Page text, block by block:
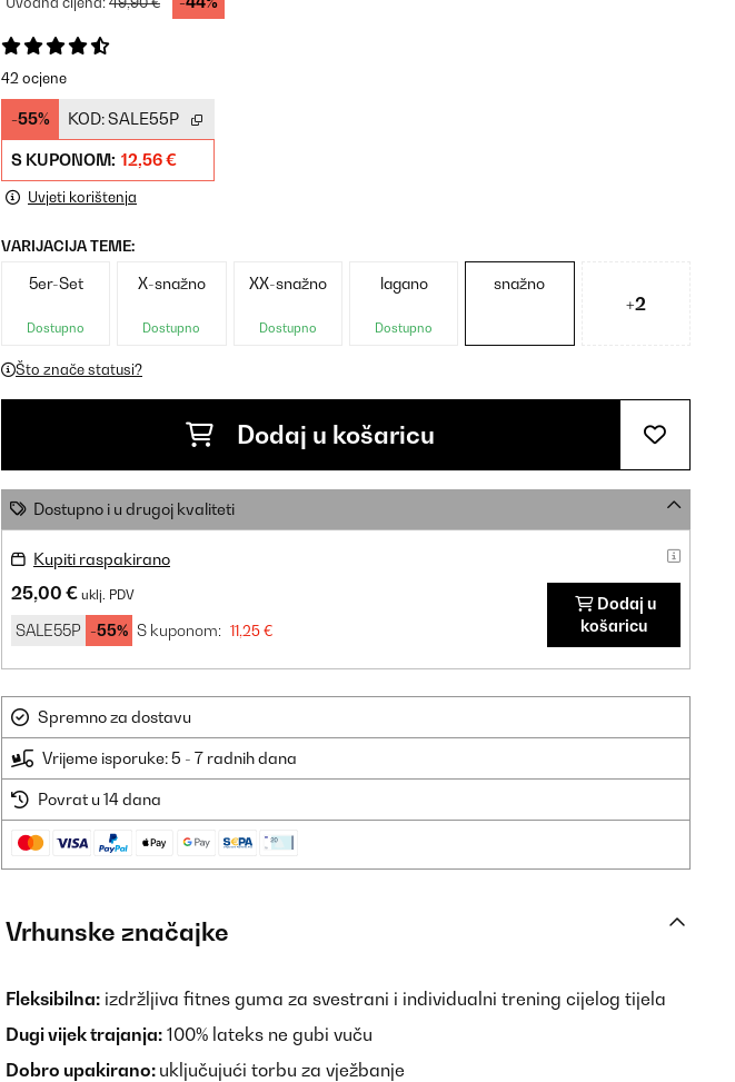
42 ocjene
-55% KOD:SALE55P
S KUPONOM: 12,56 €
Uvjeti korištenja
VARIJACIJA TEME:
5er-Set
Dostupno
X-snažno
Dostupno
XX-snažno
Dostupno
lagano
Dostupno
snažno
+2
Što znače statusi?
Dodaj u košaricu
Dostupno i u drugoj kvaliteti
Kupiti raspakirano
25,00 € uklj. PDV
SALE55P -55% S kuponom: 11,25 €
Dodaj u
košaricu
Spremno za dostavu
Vrijeme isporuke: 5 - 7 radnih dana
Povrat u 14 dana
Vrhunske značajke
Fleksibilna: izdržljiva fitnes guma za svestrani i individualni trening cijelog tijela
Dugi vijek trajanja: 100% lateks ne gubi vuču
Dobro upakirano: uključujući torbu za vježbanje